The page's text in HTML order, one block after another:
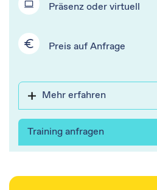
Präsenz oder virtuell
Preis auf Anfrage​
Mehr erfahren
Training anfragen